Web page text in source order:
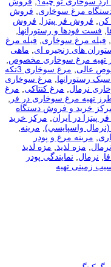
مرغ سوخاری, فروش
, فروش فر پیتزا, فروش
, فست فودها و رستورانها,
, فیله مرغ سوخاری, فیله مرغ
های زنجیره ای, ماهی
تهیه مرغ سوخاری مخصوص,
عالی,
مرغ سوخاری 3تکه
رستورانها, مرغ سوخاری
نرمال, مرغ کنتاکی, مرغ
,
خرید و فروش دستگاه
پیتزا در ایران, مرکز خرید
واسپايسي), مرینه,
, مرینه مرغ و پودر
, مزه لذیذ, مزه لذیذ
, نرمال, نمایندگی پودر
زمینی تهیه